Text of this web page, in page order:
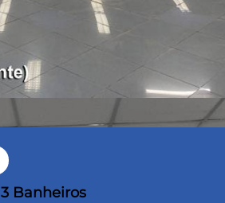
3 Banheiros